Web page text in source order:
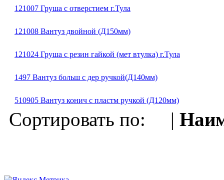
121007 Груша с отверстием г.Тула
121008 Вантуз двойной (Д150мм)
121024 Груша с резин гайкой (мет втулка) г.Тула
1497 Вантуз больш с дер ручкой(Д140мм)
510905 Вантуз конич с пластм ручкой (Д120мм)
Сортировать по: |